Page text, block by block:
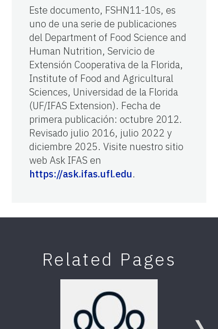
Este documento, FSHN11-10s, es
uno de una serie de publicaciones
del Department of Food Science and
Human Nutrition, Servicio de
Extensión Cooperativa de la Florida,
Institute of Food and Agricultural
Sciences, Universidad de la Florida
(UF/IFAS Extension). Fecha de
primera publicación: octubre 2012.
Revisado julio 2016, julio 2022 y
diciembre 2025. Visite nuestro sitio
web Ask IFAS en
https://ask.ifas.ufl.edu.
Related Pages